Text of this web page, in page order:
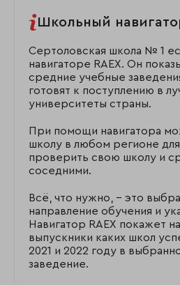
Школьный
Сертоловская школа № 1
навигаторе RAEX. Он
средние учебные
готовят к поступлению в
университеты страны.
При помощи навигатора
школу в любом регионе
проверить свою школу и
соседними.
Всё, что нужно, – это
направление обучения и
Навигатор RAEX покажет
выпускники каких школ
2021 и 2022 году в
заведение.